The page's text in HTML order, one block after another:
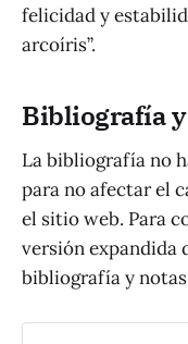
felicidad y
arcoíris”.
Bibliografía
La bibliografía no
para no afectar el
el sitio web. Para
versión expandida
bibliografía y